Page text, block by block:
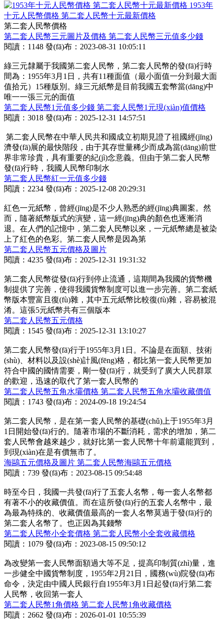
1953年
十元人民幣價格 第二套人民幣十元最新價格
第二套人民幣價格
第二套人民幣三元圖片及價格 第二套人民幣三元值多少錢
閱讀：1148 發(fā)布：2023-08-31 10:05:11
綠三元隸屬于我國第二套人民幣，第二套人民幣的發(fā)行時
間為：1955年3月1日，共有11種面值（最小面值一分到最大面
值拾元）15種版別。綠三元紙幣是目前我國五套幣當(dāng)中
唯一一張三元的面值
第二套人民幣1元值多少錢 第二套人民幣1元現(xiàn)值價格
閱讀：3018 發(fā)布：2025-12-31 14:57:51
第二套人民幣在中華人民共和國成立初期見證了祖國經(jīng)
濟發(fā)展的最快階段，由于其存世量稀少而成為當(dāng)前世
界非常珍貴，具有重要的紀(jì)念意義。但由于第二套人民幣
發(fā)行時，我國人民幣印制水
第二套人民幣紅一元值多少錢
閱讀：2234 發(fā)布：2025-12-08 20:29:31
紅色一元紙幣，曾經(jīng)是不少人熟悉的經(jīng)典圖案。然
而，隨著紙幣版式的演變，這一經(jīng)典的顏色也逐漸消
退。在人們的記憶中，第二套人民幣以來，一元紙幣總是被染
上了紅色的色彩。第二套人民幣是因為第
第二套人民幣五元價格及圖片
閱讀：4235 發(fā)布：2025-12-31 19:31:32
第二套人民幣從發(fā)行到停止流通，這期間為我國的貨幣機
制提供了完善，使得我國貨幣制度可以進一步完善。第二套紙
幣版本豐富且復(fù)雜，其中五元紙幣比較復(fù)雜，容易被混
淆。這張5元紙幣共有三個版本
第二套人民幣五元價格
閱讀：1545 發(fā)布：2025-12-31 13:10:27
第二套人民幣發(fā)行于1955年3月1日。不論是在面額、技術
(shù)、材料以及設(shè)計風(fēng)格，都比第一套人民幣更加
符合中國的國情需要，剛一發(fā)行，就受到了廣大人民群眾
的歡迎，迅速的取代了第一套人民幣的
第二套人民幣五角水壩價格 第二套人民幣五角水壩收藏價值
閱讀：1743 發(fā)布：2024-09-18 19:24:54
第二套人民幣，是在第一套人民幣的基礎(chǔ)上于1955年3月
1日開始發(fā)行的。隨著市場的不斷消耗，需求的增加，第二
套人民幣會越來越少，就好比第一套人民幣十年前還能買到，
到現(xiàn)在是有價無市了。
海鷗五元價格及圖片 第二套人民幣海鷗五元價格
閱讀：739 發(fā)布：2023-08-15 09:54:48
時至今日，我國一共發(fā)行了五套人名幣，每一套人名幣都
有著不小的收藏價值。而在這所發(fā)行的五套人名幣中，最
為最為特殊的、收藏價值最高的一套人名幣莫過于發(fā)行的
第二套人名幣了。也正因為其錢幣
第二套人民幣小全套價格 第二套人民幣小全套收藏價格
閱讀：1079 發(fā)布：2023-08-15 09:50:12
為改變第一套人民幣面額過大等不足，提高印制質(zhì)量，進
一步健全中國貨幣制度，1955年2月21日，國務(wù)院發(fā)布
命令，決定由中國人民銀行自1955年3月1日起發(fā)行第二套
人民幣，收回第一套人
第二套人民幣1角價格 第二套人民幣1角收藏價格
閱讀：2662 發(fā)布：2026-01-01 10:55:39